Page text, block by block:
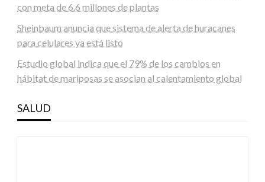
con meta de 6.6 millones de plantas
Sheinbaum anuncia que sistema de alerta de huracanes
para celulares ya está listo
Estudio global indica que el 79% de los cambios en
hábitat de mariposas se asocian al calentamiento global
SALUD